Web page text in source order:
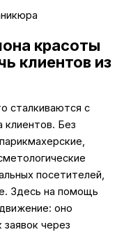
красоты
клиентов из
сталкиваются с
клиентов. Без
посетителей,
Здесь на помощь
оно
через